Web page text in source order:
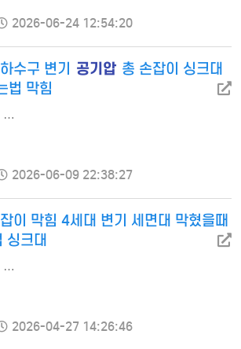
2026-06-24 12:54:20
수구 변기 공기압 총 손잡이 싱크대
법 막힘
…
2026-06-09 22:38:27
이 막힘 4세대 변기 세면대 막혔을때
싱크대
…
2026-04-27 14:26:46